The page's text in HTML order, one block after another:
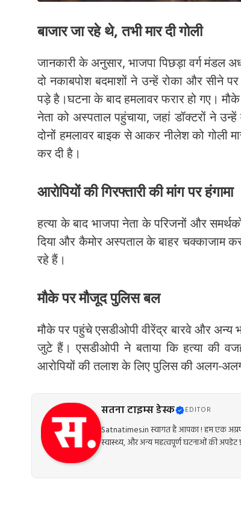
बाजार जा रहे थे, तभी मार दी गोली
जानकारी के अनुसार, भाजपा पिछड़ा वर्ग मंडल
दो नकाबपोश बदमाशों ने उन्हें रोका और सीने
पड़े है।घटना के बाद हमलावर फरार हो गए।
नेता को अस्पताल पहुंचाया, जहां डॉक्टरों ने
दोनों हमलावर बाइक से आकर नीलेश को
कर दी है।
आरोपियों की गिरफ्तारी की मांग पर हंगामा
हत्या के बाद भाजपा नेता के परिजनों और
दिया और कैमोर अस्पताल के बाहर चक्काजाम कर
रहे हैं।
मौके पर मौजूद पुलिस बल
मौके पर पहुंचे एसडीओपी वीरेंद्र बारवे और अन्य
जुटे हैं। एसडीओपी ने बताया कि हत्या की
आरोपियों की तलाश के लिए पुलिस की अलग-अलग
सतना टाइम्स डेस्क EDITOR
Satnatimes.in स्वागत है आपका ! हम एक
स्वास्थ्य, और अन्य महत्वपूर्ण घटनाओं की अपडेट